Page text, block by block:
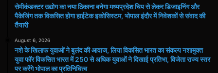
सेमीकंडक्टर उद्योग का नया ठिकाना बनेगा मध्यप्रदेश चिप से लेकर डिजाइनिंग और
पैकेजिंग तक विकसित होगा हाईटेक इकोसिस्टम, भोपाल इंदौर में निवेशकों से संवाद की
तैयारी
August 6, 2026
नशे के खिलाफ युवाओं ने बुलंद की आवाज, लिया विकसित भारत का संकल्प नशामुक्त
युवा फॉर विकसित भारत में 250 से अधिक युवाओं ने दिखाई प्रतिभा, विजेता राज्य स्तर
पर करेंगे भोपाल का प्रतिनिधित्व